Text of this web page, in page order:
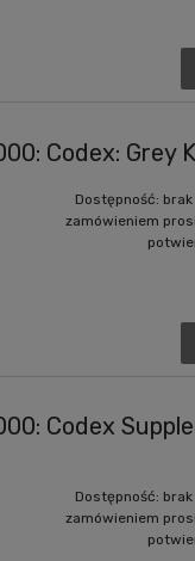
Codex: Grey
Dostępność:
zamówieniem
Codex
Dostępność:
zamówieniem